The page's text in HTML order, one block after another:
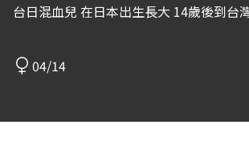
台日混血兒 在日本出生長大 14歲後到台
04/14